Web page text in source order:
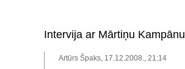
Intervija ar Mārtiņu Kampānu
Artūrs Špaks, 17.12.2008., 21:14